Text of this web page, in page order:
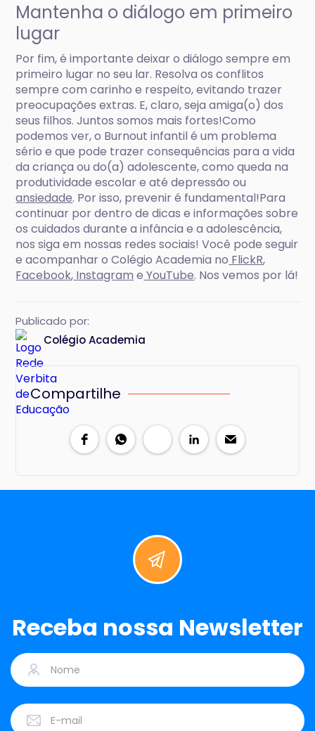
Mantenha o diálogo em primeiro
lugar
Por fim, é importante deixar o diálogo sempre em
primeiro lugar no seu lar. Resolva os conflitos
sempre com carinho e respeito, evitando trazer
preocupações extras. E, claro, seja amiga(o) dos
seus filhos. Juntos somos mais fortes!Como
podemos ver, o Burnout infantil é um problema
sério e que pode trazer consequências para a vida
da criança ou do(a) adolescente, como queda na
produtividade escolar e até depressão ou
ansiedade. Por isso, prevenir é fundamental!Para
continuar por dentro de dicas e informações sobre
os cuidados durante a infância e a adolescência,
nos siga em nossas redes sociais! Você pode seguir
e acompanhar o Colégio Academia no FlickR,
Facebook, Instagram e YouTube. Nos vemos por lá!
Publicado por:
Colégio Academia
Compartilhe
Receba nossa Newsletter